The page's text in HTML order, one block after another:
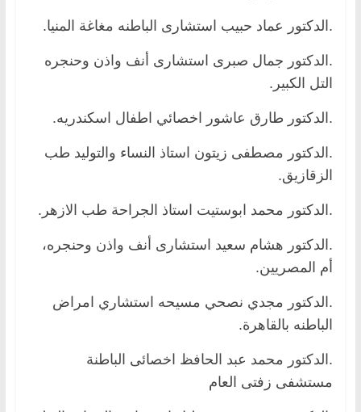
.الدكتور عماد حبيب استشارى الباطنه مغاغة المنيا.
.الدكتور جمال صبرى استشارى أنف واذن وحنجره
التل الكبير.
.الدكتور طارق عاشور اخصائي اطفال اسكندريه.
.الدكتور مصطفى زيتون استاذ النساء والتوليد طب
الزقازيق.
.الدكتور محمد ابوستيت استاذ الجراحة طب الازهر.
.الدكتور هشام سعيد استشارى أنف واذن وحنجره،
أم المصريين.
.الدكتور مجدي نصحي مسيحه استشاري امراض
الباطنه بالقاهرة.
.الدكتور محمد عبد الحافظ اخصائى الباطنة
مستشفى زفتى العام